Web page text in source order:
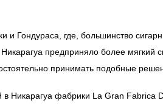
и Гондураса, где, большинство
предприняло более мягкий
принимать подобные
Никарагуа фабрики La Gran Fabrica